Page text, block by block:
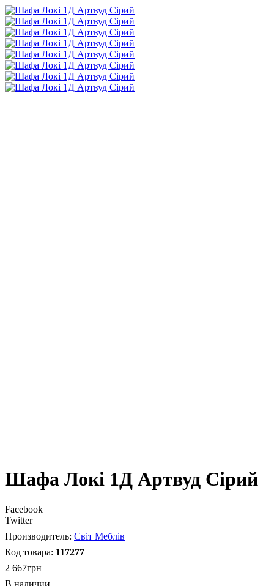
Шафа Локі 1Д Артвуд Сірий
Facebook
Twitter
Світ Меблів
117277
2 667грн